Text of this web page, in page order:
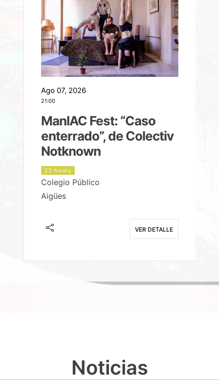
Ago 07, 2026
21:00
ManIAC Fest: “Caso
enterrado”, de Colectiv
Notknown
22 hours
Colegio Público
Aigües
VER DETALLE
Noticias